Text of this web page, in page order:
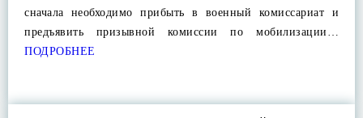
сначала необходимо прибыть в военный комиссариат и
предъявить призывной комиссии по мобилизации…
ПОДРОБНЕЕ